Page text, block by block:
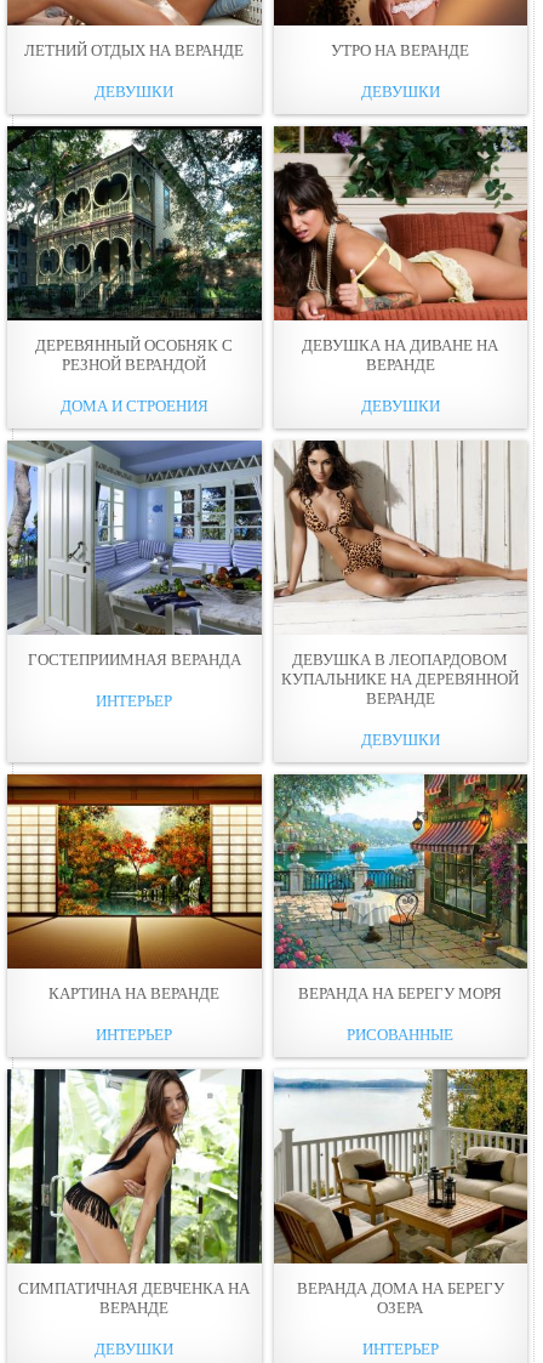
ЛЕТНИЙ ОТДЫХ НА ВЕРАНДЕ
ДЕВУШКИ
УТРО НА ВЕРАНДЕ
ДЕВУШКИ
ДЕРЕВЯННЫЙ ОСОБНЯК С
РЕЗНОЙ ВЕРАНДОЙ
ДОМА И СТРОЕНИЯ
ДЕВУШКА НА ДИВАНЕ НА
ВЕРАНДЕ
ДЕВУШКИ
ГОСТЕПРИИМНАЯ ВЕРАНДА
ИНТЕРЬЕР
ДЕВУШКА В ЛЕОПАРДОВОМ
КУПАЛЬНИКЕ НА ДЕРЕВЯННОЙ
ВЕРАНДЕ
ДЕВУШКИ
КАРТИНА НА ВЕРАНДЕ
ИНТЕРЬЕР
ВЕРАНДА НА БЕРЕГУ МОРЯ
РИСОВАННЫЕ
СИМПАТИЧНАЯ ДЕВЧЕНКА НА
ВЕРАНДЕ
ДЕВУШКИ
ВЕРАНДА ДОМА НА БЕРЕГУ
ОЗЕРА
ИНТЕРЬЕР